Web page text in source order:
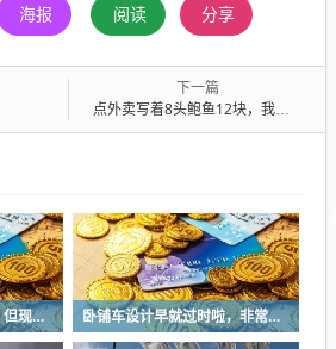
海报 阅读 分享
下一篇
点外卖写着8头鲍鱼12块，我本以为占得了便宜，没想到……
广电终于干掉了机顶盒，但现在没多少人看电视了… 卧铺车设计早就过时啦，非常不具备人性化